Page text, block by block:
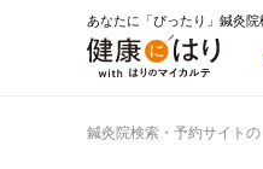
あなたに「ぴったり」鍼灸院
鍼灸院検索・予約サイト